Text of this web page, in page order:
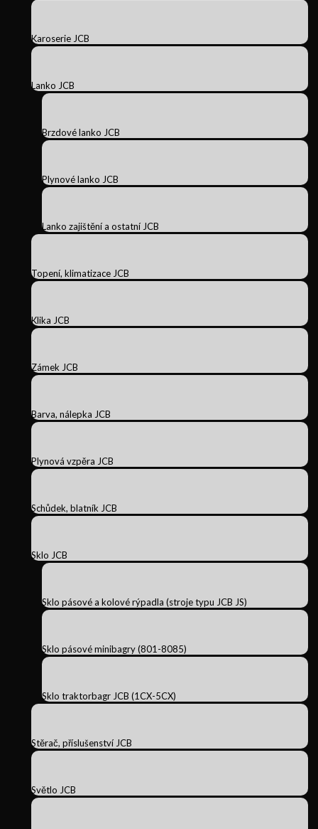
Karoserie JCB
Lanko JCB
Brzdové lanko JCB
Plynové lanko JCB
Lanko zajištění a ostatní JCB
Topení, klimatizace JCB
Klika JCB
Zámek JCB
Barva, nálepka JCB
Plynová vzpěra JCB
Schůdek, blatník JCB
Sklo JCB
Sklo pásové a kolové rýpadla (stroje typu JCB JS)
Sklo pásové minibagry (801-8085)
Sklo traktorbagr JCB (1CX-5CX)
Stěrač, příslušenství JCB
Světlo JCB